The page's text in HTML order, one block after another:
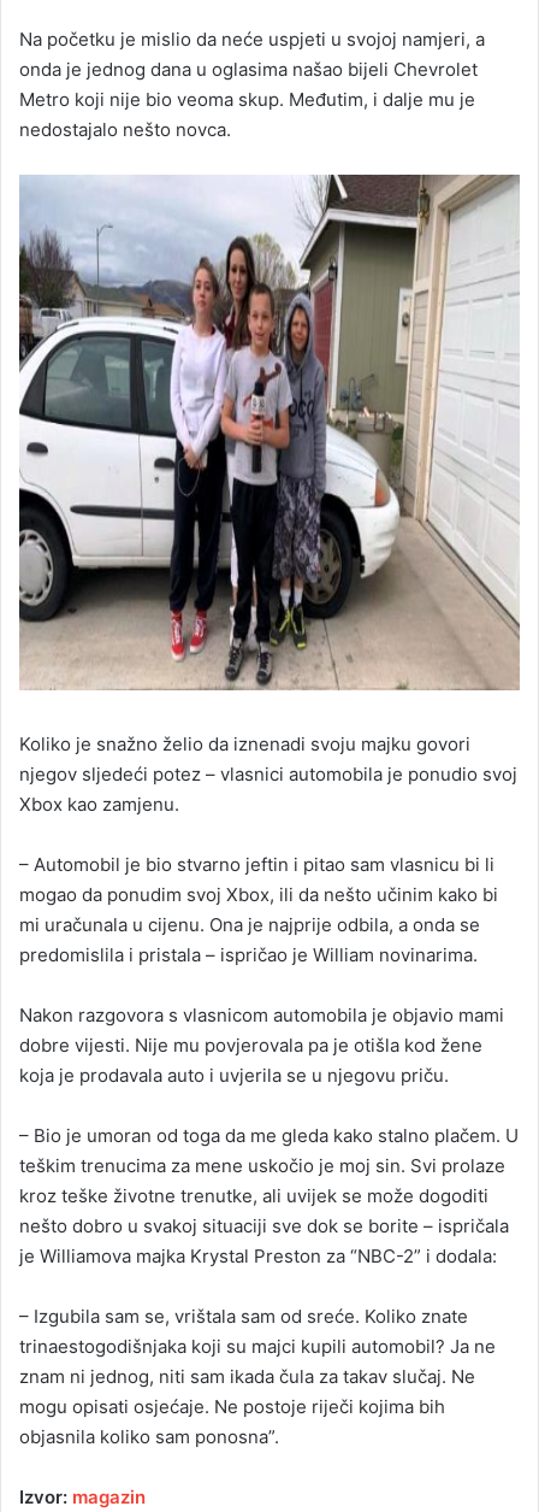
Na početku je mislio da neće uspjeti u svojoj namjeri, a
onda je jednog dana u oglasima našao bijeli Chevrolet
Metro koji nije bio veoma skup. Međutim, i dalje mu je
nedostajalo nešto novca.
Koliko je snažno želio da iznenadi svoju majku govori
njegov sljedeći potez – vlasnici automobila je ponudio svoj
Xbox kao zamjenu.
– Automobil je bio stvarno jeftin i pitao sam vlasnicu bi li
mogao da ponudim svoj Xbox, ili da nešto učinim kako bi
mi uračunala u cijenu. Ona je najprije odbila, a onda se
predomislila i pristala – ispričao je William novinarima.
Nakon razgovora s vlasnicom automobila je objavio mami
dobre vijesti. Nije mu povjerovala pa je otišla kod žene
koja je prodavala auto i uvjerila se u njegovu priču.
– Bio je umoran od toga da me gleda kako stalno plačem. U
teškim trenucima za mene uskočio je moj sin. Svi prolaze
kroz teške životne trenutke, ali uvijek se može dogoditi
nešto dobro u svakoj situaciji sve dok se borite – ispričala
je Williamova majka Krystal Preston za “NBC-2” i dodala:
– Izgubila sam se, vrištala sam od sreće. Koliko znate
trinaestogodišnjaka koji su majci kupili automobil? Ja ne
znam ni jednog, niti sam ikada čula za takav slučaj. Ne
mogu opisati osjećaje. Ne postoje riječi kojima bih
objasnila koliko sam ponosna”.
Izvor: magazin